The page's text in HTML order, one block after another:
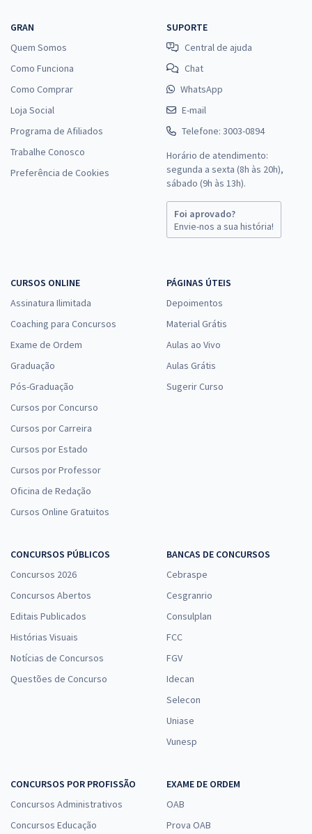
GRAN
Quem Somos
Como Funciona
Como Comprar
Loja Social
Programa de Afiliados
Trabalhe Conosco
Preferência de Cookies
SUPORTE
Central de ajuda
Chat
WhatsApp
E-mail
Telefone: 3003-0894
Horário de atendimento:
segunda a sexta (8h às 20h),
sábado (9h às 13h).
Foi aprovado?
Envie-nos a sua história!
CURSOS ONLINE
Assinatura Ilimitada
Coaching para Concursos
Exame de Ordem
Graduação
Pós-Graduação
Cursos por Concurso
Cursos por Carreira
Cursos por Estado
Cursos por Professor
Oficina de Redação
Cursos Online Gratuitos
PÁGINAS ÚTEIS
Depoimentos
Material Grátis
Aulas ao Vivo
Aulas Grátis
Sugerir Curso
CONCURSOS PÚBLICOS
Concursos 2026
Concursos Abertos
Editais Publicados
Histórias Visuais
Notícias de Concursos
Questões de Concurso
BANCAS DE CONCURSOS
Cebraspe
Cesgranrio
Consulplan
FCC
FGV
Idecan
Selecon
Uniase
Vunesp
CONCURSOS POR PROFISSÃO
Concursos Administrativos
Concursos Educação
EXAME DE ORDEM
OAB
Prova OAB